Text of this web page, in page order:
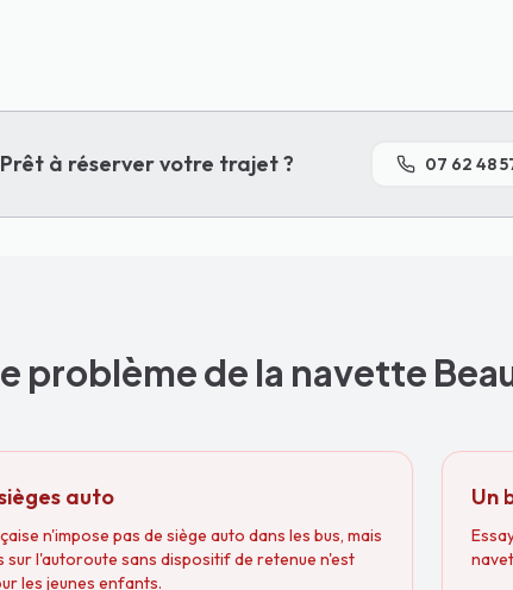
Prêt à réserver votre trajet ? 07 62 48
problème de la navette
auto
n'impose pas de siège auto dans les bus, mais
sur l'autoroute sans dispositif de retenue n'est
les jeunes enfants.
Un